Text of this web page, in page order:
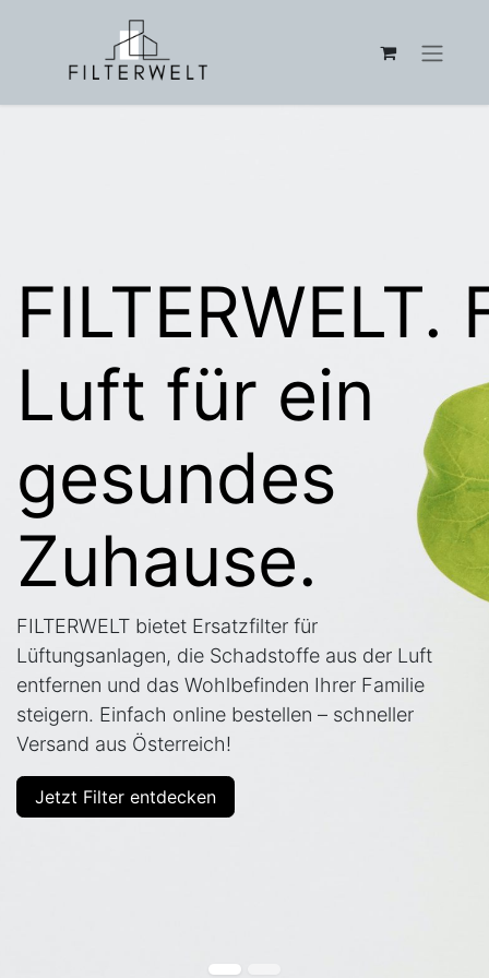
FILTERWELT.
Luft für ein
gesundes
Zuhause.
FILTERWELT bietet Ersatzfilter für
Lüftungsanlagen, die Schadstoffe aus der Luft
entfernen und das Wohlbefinden Ihrer Familie
steigern. Einfach online bestellen – schneller
Versand aus Österreich!
Jetzt Filter entdecken